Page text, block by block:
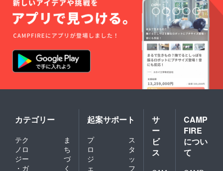
カテゴリー
テク
ノロ
ジー
・ガ
ま
ち
づ
く
起案サポート
プ
ロ
ジ
ェ
ス
タ
ッ
フ
サ
ー
ビ
ス
CAMP
FIRE
につい
て